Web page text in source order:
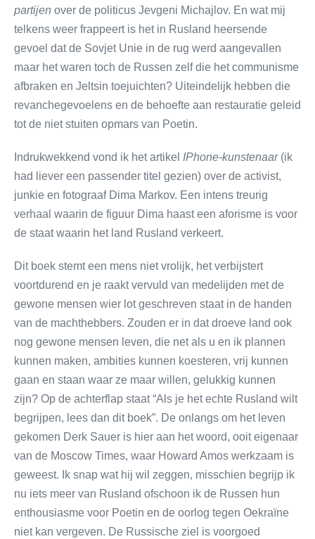
partijen over de politicus Jevgeni Michajlov. En wat mij
telkens weer frappeert is het in Rusland heersende
gevoel dat de Sovjet Unie in de rug werd aangevallen
maar het waren toch de Russen zelf die het communisme
afbraken en Jeltsin toejuichten? Uiteindelijk hebben die
revanchegevoelens en de behoefte aan restauratie geleid
tot de niet stuiten opmars van Poetin.
Indrukwekkend vond ik het artikel IPhone-kunstenaar(ik
had liever een passender titel gezien) over de activist,
junkie en fotograaf Dima Markov. Een intens treurig
verhaal waarin de figuur Dima haast een aforisme is voor
de staat waarin het land Rusland verkeert.
Dit boek stemt een mens niet vrolijk, het verbijstert
voortdurend en je raakt vervuld van medelijden met de
gewone mensen wier lot geschreven staat in de handen
van de machthebbers. Zouden er in dat droeve land ook
nog gewone mensen leven, die net als u en ik plannen
kunnen maken, ambities kunnen koesteren, vrij kunnen
gaan en staan waar ze maar willen, gelukkig kunnen
zijn? Op de achterflap staat “Als je het echte Rusland wilt
begrijpen, lees dan dit boek”. De onlangs om het leven
gekomen Derk Sauer is hier aan het woord, ooit eigenaar
van de Moscow Times, waar Howard Amos werkzaam is
geweest. Ik snap wat hij wil zeggen, misschien begrijp ik
nu iets meer van Rusland ofschoon ik de Russen hun
enthousiasme voor Poetin en de oorlog tegen Oekraïne
niet kan vergeven. De Russische ziel is voorgoed